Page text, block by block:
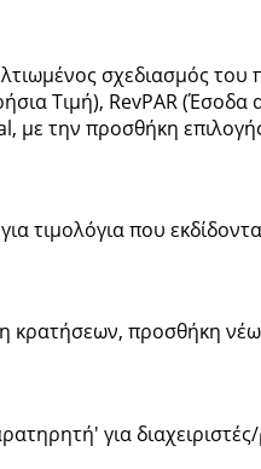
σχεδιασμός
Τιμή), RevPAR (Έσοδα
την προσθήκη
τιμολόγια που
κρατήσεων, προσθήκη
για